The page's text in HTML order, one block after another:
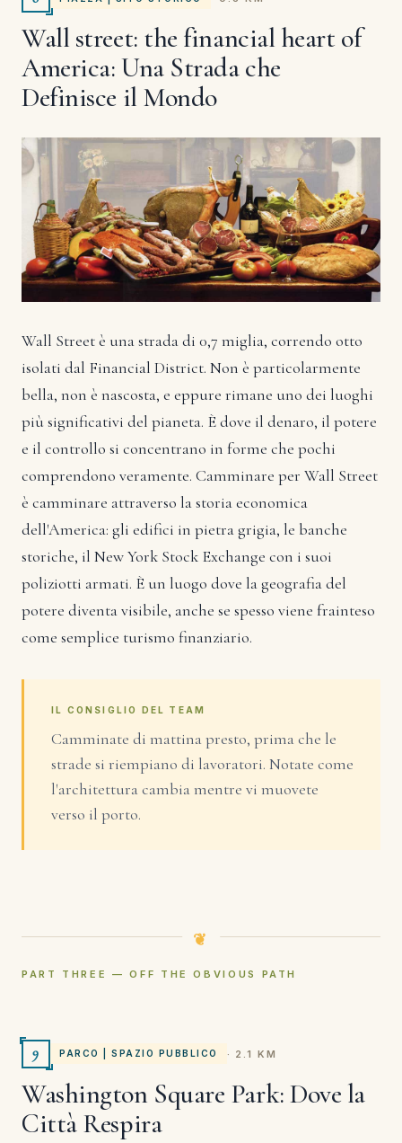
Wall street: the financial heart of
America: Una Strada che
Definisce il Mondo
Wall Street è una strada di 0,7 miglia, correndo otto
isolati dal Financial District. Non è particolarmente
bella, non è nascosta, e eppure rimane uno dei luoghi
più significativi del pianeta. È dove il denaro, il potere
e il controllo si concentrano in forme che pochi
comprendono veramente. Camminare per Wall Street
è camminare attraverso la storia economica
dell'America: gli edifici in pietra grigia, le banche
storiche, il New York Stock Exchange con i suoi
poliziotti armati. È un luogo dove la geografia del
potere diventa visibile, anche se spesso viene frainteso
come semplice turismo finanziario.
IL CONSIGLIO DEL TEAM
Camminate di mattina presto, prima che le
strade si riempiano di lavoratori. Notate come
l'architettura cambia mentre vi muovete
verso il porto.
PART THREE — OFF THE OBVIOUS PATH
9 PARCO | SPAZIO PUBBLICO · 2.1 KM
Washington Square Park: Dove la
Città Respira